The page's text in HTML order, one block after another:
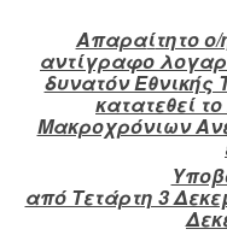
Απαραίτητο
αντίγραφο
δυνατόν
κατατεθεί
Μακροχρόνιων
από Τετάρτη 3